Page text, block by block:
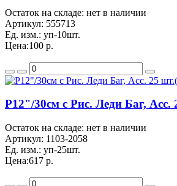
Остаток на складе: нет в наличии
Артикул: 555713
Ед. изм.: уп-10шт.
Цена:100 р.
P12"/30см с Рис. Леди Баг, Асс.
Остаток на складе: нет в наличии
Артикул: 1103-2058
Ед. изм.: уп-25шт.
Цена:617 р.